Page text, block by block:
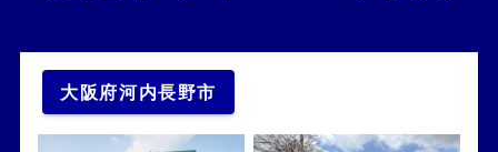
大阪府河内長野市